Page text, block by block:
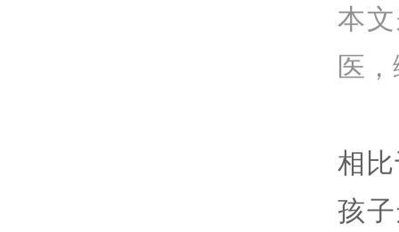
本
医
相
孩